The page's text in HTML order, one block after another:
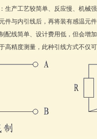
生产工艺较简单、反应慢、机械
件与内引线后，再将装有感温元
配线简单、设计费用低，但会增
高精度测量，此种引线方式不仅